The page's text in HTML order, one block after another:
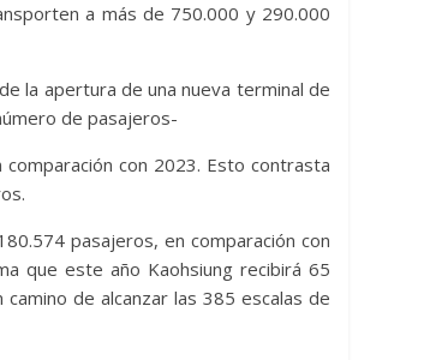
a más de 750.000 y 290.000
la apertura de una nueva terminal de
de pasajeros-
con 2023. Esto contrasta
pasajeros, en comparación con
que este año Kaohsiung recibirá 65
de alcanzar las 385 escalas de